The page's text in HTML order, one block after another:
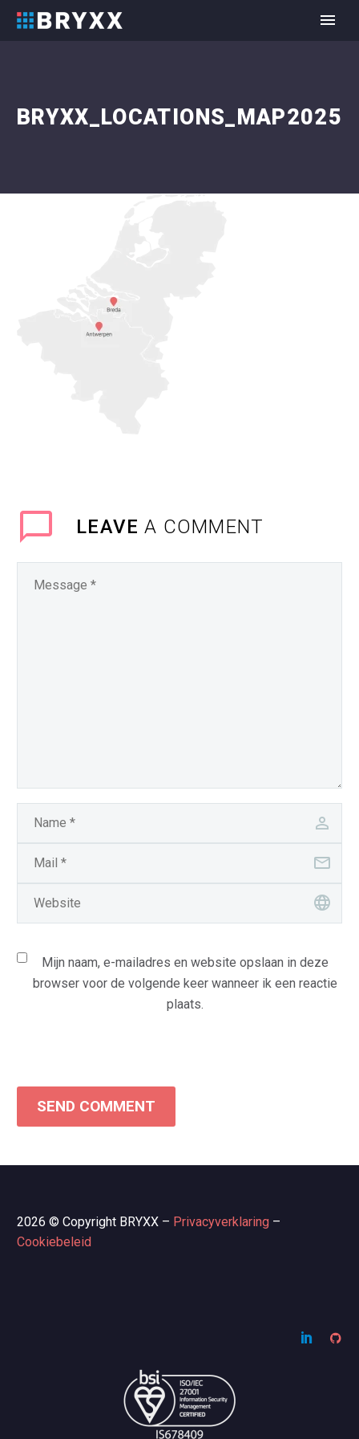
BRYXX_LOCATIONS_MAP2025
LEAVEA COMMENT
Mijn naam, e-mailadres en website opslaan in deze
browser voor de volgende keer wanneer ik een reactie
plaats.
SEND COMMENT
2026 © Copyright BRYXX – Privacyverklaring –
Cookiebeleid